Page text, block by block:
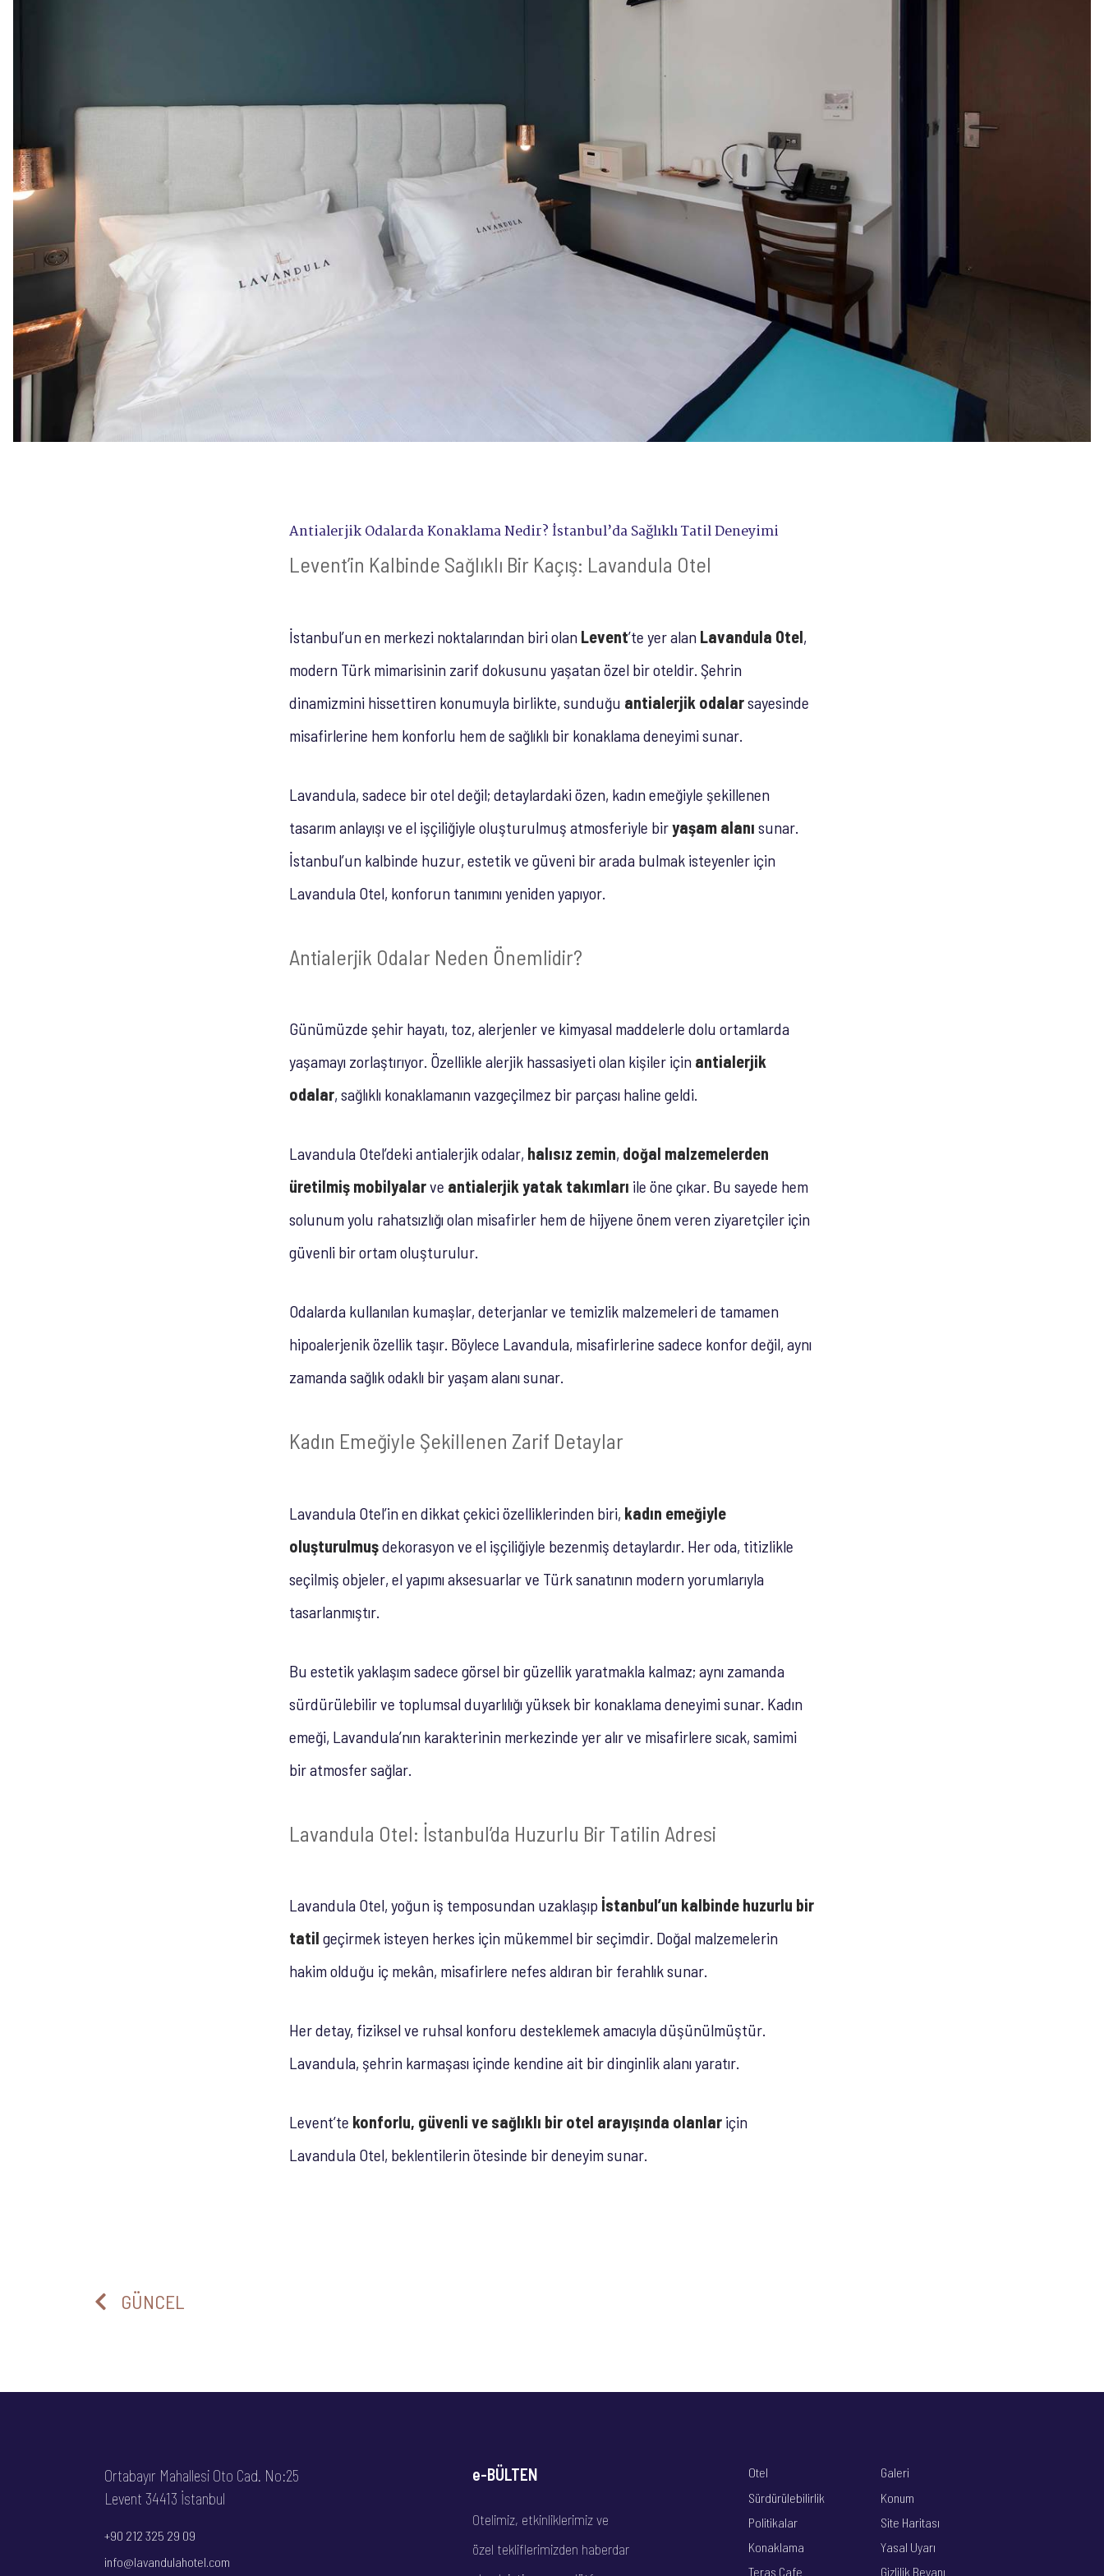
Antialerjik Odalarda Konaklama Nedir? İstanbul’da Sağlıklı Tatil Deneyimi
Levent’in Kalbinde Sağlıklı Bir Kaçış: Lavandula Otel
İstanbul’un en merkezi noktalarından biri olan Levent’te yer alan Lavandula Otel,
modern Türk mimarisinin zarif dokusunu yaşatan özel bir oteldir. Şehrin
dinamizmini hissettiren konumuyla birlikte, sunduğu antialerjik odalarsayesinde
misafirlerine hem konforlu hem de sağlıklı bir konaklama deneyimi sunar.
Lavandula, sadece bir otel değil; detaylardaki özen, kadın emeğiyle şekillenen
tasarım anlayışı ve el işçiliğiyle oluşturulmuş atmosferiyle biryaşam alanı sunar.
İstanbul’un kalbinde huzur, estetik ve güveni bir arada bulmak isteyenler için
Lavandula Otel, konforun tanımını yeniden yapıyor.
Antialerjik Odalar Neden Önemlidir?
Günümüzde şehir hayatı, toz, alerjenler ve kimyasal maddelerle dolu ortamlarda
yaşamayı zorlaştırıyor. Özellikle alerjik hassasiyeti olan kişiler için antialerjik
odalar, sağlıklı konaklamanın vazgeçilmez bir parçası haline geldi.
Lavandula Otel’deki antialerjik odalar, halısız zemin, doğal malzemelerden
üretilmiş mobilyalarve antialerjik yatak takımları ile öne çıkar. Bu sayede hem
solunum yolu rahatsızlığı olan misafirler hem de hijyene önem veren ziyaretçiler için
güvenli bir ortam oluşturulur.
Odalarda kullanılan kumaşlar, deterjanlar ve temizlik malzemeleri de tamamen
hipoalerjenik özellik taşır. Böylece Lavandula, misafirlerine sadece konfor değil, aynı
zamanda sağlık odaklı bir yaşam alanı sunar.
Kadın Emeğiyle Şekillenen Zarif Detaylar
Lavandula Otel’in en dikkat çekici özelliklerinden biri, kadın emeğiyle
oluşturulmuşdekorasyon ve el işçiliğiyle bezenmiş detaylardır. Her oda, titizlikle
seçilmiş objeler, el yapımı aksesuarlar ve Türk sanatının modern yorumlarıyla
tasarlanmıştır.
Bu estetik yaklaşım sadece görsel bir güzellik yaratmakla kalmaz; aynı zamanda
sürdürülebilir ve toplumsal duyarlılığı yüksek bir konaklama deneyimi sunar. Kadın
emeği, Lavandula’nın karakterinin merkezinde yer alır ve misafirlere sıcak, samimi
bir atmosfer sağlar.
Lavandula Otel: İstanbul’da Huzurlu Bir Tatilin Adresi
Lavandula Otel, yoğun iş temposundan uzaklaşıp İstanbul’un kalbinde huzurlu bir
tatil geçirmek isteyen herkes için mükemmel bir seçimdir. Doğal malzemelerin
hakim olduğu iç mekân, misafirlere nefes aldıran bir ferahlık sunar.
Her detay, fiziksel ve ruhsal konforu desteklemek amacıyla düşünülmüştür.
Lavandula, şehrin karmaşası içinde kendine ait bir dinginlik alanı yaratır.
Levent’te konforlu, güvenli ve sağlıklı bir otel arayışında olanlariçin
Lavandula Otel, beklentilerin ötesinde bir deneyim sunar.
GÜNCEL
Ortabayır Mahallesi Oto Cad. No:25
Levent 34413 İstanbul
+90 212 325 29 09
info@lavandulahotel .com
e-BÜLTEN
Otelimiz, etkinliklerimiz ve
özel tekliflerimizden haberdar
Otel
Sürdürülebilirlik
Politikalar
Konaklama
Teras Cafe
Galeri
Konum
Site Haritası
Yasal Uyarı
Gizlilik Beyanı